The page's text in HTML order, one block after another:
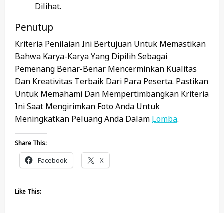
Dilihat.
Penutup
Kriteria Penilaian Ini Bertujuan Untuk Memastikan
Bahwa Karya-Karya Yang Dipilih Sebagai
Pemenang Benar-Benar Mencerminkan Kualitas
Dan Kreativitas Terbaik Dari Para Peserta. Pastikan
Untuk Memahami Dan Mempertimbangkan Kriteria
Ini Saat Mengirimkan Foto Anda Untuk
Meningkatkan Peluang Anda Dalam Lomba.
Share This:
Facebook X
Like This: